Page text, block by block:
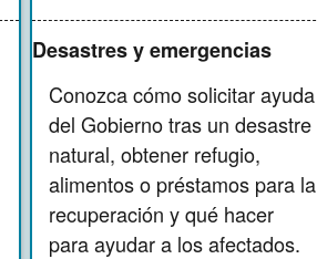
Desastres y emergencias
Conozca cómo solicitar ayuda
del Gobierno tras un desastre
natural, obtener refugio,
alimentos o préstamos para la
recuperación y qué hacer
para ayudar a los afectados.